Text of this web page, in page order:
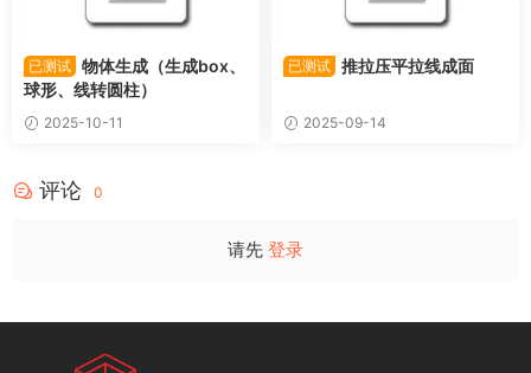
已测试 物体生成（生成box、
球形、线转圆柱）
2025-10-11
已测试 推拉压平拉线成面
2025-09-14
评论 0
请先 登录